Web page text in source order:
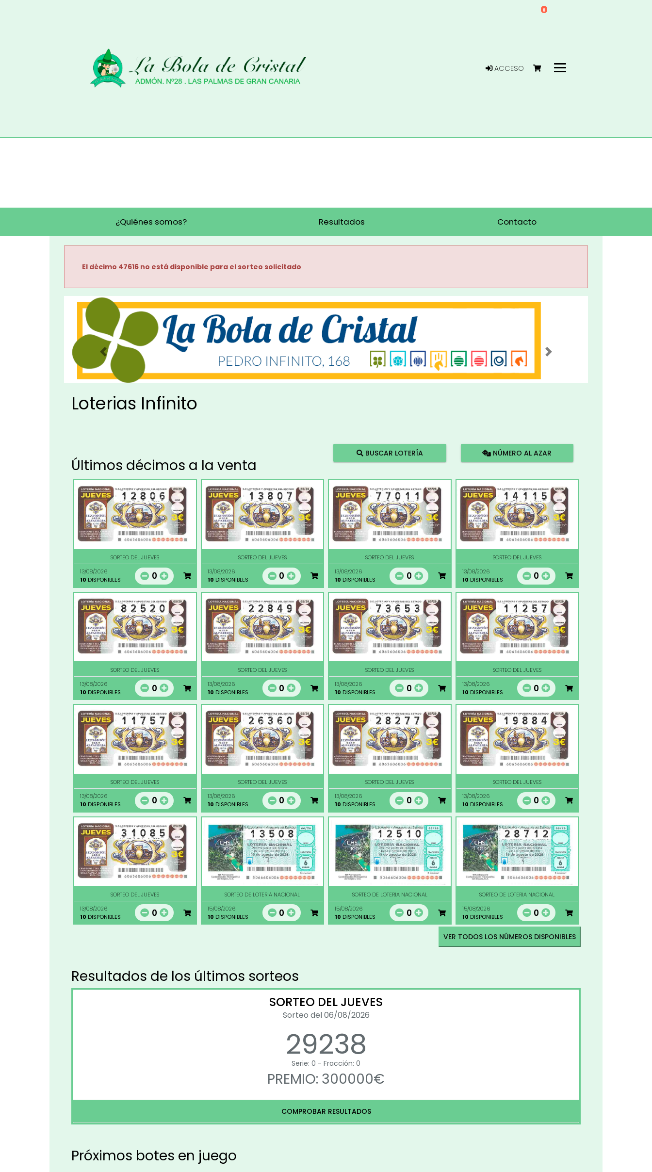
ACCESO
0
¿Quiénes somos? Resultados Contacto
El décimo 47616 no está disponible para el sorteo solicitado
Imagen anterior Imagen siguiente
Loterias Infinito
Últimos décimos a la venta
BUSCAR LOTERÍA NÚMERO AL AZAR
SORTEO DEL JUEVES
13/08/2026
10 DISPONIBLES 0
SORTEO DEL JUEVES
13/08/2026
10 DISPONIBLES 0
SORTEO DEL JUEVES
13/08/2026
10 DISPONIBLES 0
SORTEO DEL JUEVES
13/08/2026
10 DISPONIBLES 0
SORTEO DEL JUEVES
13/08/2026
10 DISPONIBLES 0
SORTEO DEL JUEVES
13/08/2026
10 DISPONIBLES 0
SORTEO DEL JUEVES
13/08/2026
10 DISPONIBLES 0
SORTEO DEL JUEVES
13/08/2026
10 DISPONIBLES 0
SORTEO DEL JUEVES
13/08/2026
10 DISPONIBLES 0
SORTEO DEL JUEVES
13/08/2026
10 DISPONIBLES 0
SORTEO DEL JUEVES
13/08/2026
10 DISPONIBLES 0
SORTEO DEL JUEVES
13/08/2026
10 DISPONIBLES 0
SORTEO DEL JUEVES
13/08/2026
10 DISPONIBLES 0
SORTEO DE LOTERIA NACIONAL
15/08/2026
10 DISPONIBLES 0
SORTEO DE LOTERIA NACIONAL
15/08/2026
10 DISPONIBLES 0
SORTEO DE LOTERIA NACIONAL
15/08/2026
10 DISPONIBLES 0
VER TODOS LOS NÚMEROS DISPONIBLES
Resultados de los últimos sorteos
SORTEO DEL JUEVES
Sorteo del 06/08/2026
29238
Serie: 0 - Fracción: 0
PREMIO: 300000€
COMPROBAR RESULTADOS
Próximos botes en juego